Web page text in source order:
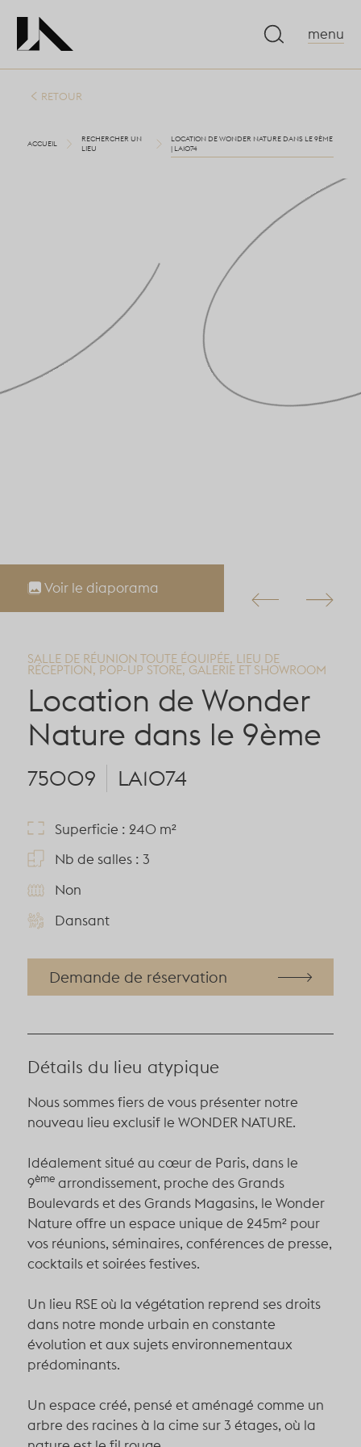
menu
Voir le diaporama
RETOUR
ACCUEIL
RECHERCHER UN
LIEU
LOCATION DE WONDER NATURE DANS LE 9ÈME
| LA1074
SALLE DE RÉUNION TOUTE ÉQUIPÉE, LIEU DE
RÉCEPTION, POP-UP STORE, GALERIE ET SHOWROOM
Location de Wonder
Nature dans le 9ème
75009 LA1074
Superficie : 240 m²
Nb de salles : 3
Non
Dansant
Demande de réservation
Détails du lieu atypique
Nous sommes fiers de vous présenter notre
nouveau lieu exclusif le WONDER NATURE.
Idéalement situé au cœur de Paris, dans le
9ème arrondissement, proche des Grands
Boulevards et des Grands Magasins, le Wonder
Nature offre un espace unique de 245m² pour
vos réunions, séminaires, conférences de presse,
cocktails et soirées festives.
Un lieu RSE où la végétation reprend ses droits
dans notre monde urbain en constante
évolution et aux sujets environnementaux
prédominants.
Un espace créé, pensé et aménagé comme un
arbre des racines à la cime sur 3 étages, où la